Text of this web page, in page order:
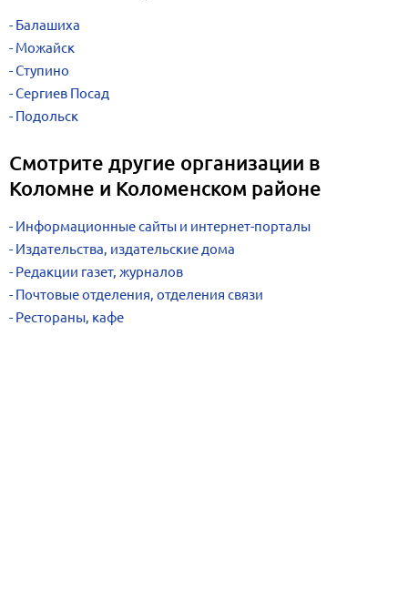
Балашиха
Можайск
Ступино
Сергиев Посад
Подольск
Смотрите другие организации в
Коломне и Коломенском районе
Информационные сайты и интернет-порталы
Издательства, издательские дома
Редакции газет, журналов
Почтовые отделения, отделения связи
Рестораны, кафе